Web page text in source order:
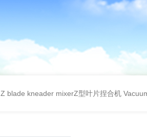
Z blade kneader mixerZ型叶片捏合机